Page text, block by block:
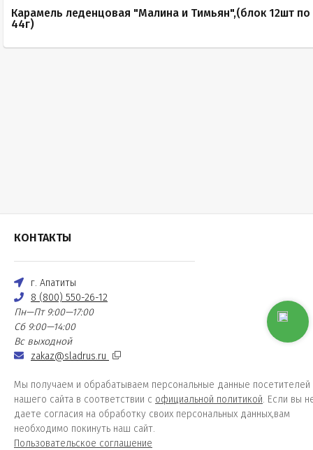
Карамель леденцовая "Малина и Тимьян",(блок 12шт по
44г)
КОНТАКТЫ
г. Апатиты
8 (800) 550-26-12
Пн—Пт 9:00—17:00
Сб 9:00—14:00
Вс выходной
zakaz@sladrus.ru
Мы получаем и обрабатываем персональные данные посетителей
нашего сайта в соответствии с официальной политикой. Если вы
даете согласия на обработку своих персональных данных,вам
необходимо покинуть наш сайт.
Пользовательское соглашение